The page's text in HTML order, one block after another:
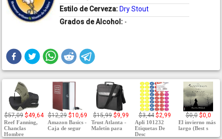
Estilo de Cerveza: Dry Stout
Grados de Alcohol: -
$57,09 $49,64
Reef Fanning,
Chanclas
Hombre
$12,29 $10,69
Amazon Basics -
Caja de segur
$15,99 $9,99
Trust Atlanta -
Maletín para
$3,44 $2,99
Apli 101232
Etiquetas De
Desc
$0,0 $0,0
El invierno más
largo (Best s